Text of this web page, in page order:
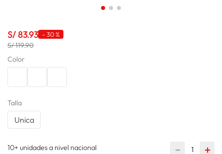
S/83.93 - 30 %
S/ 119.90
Color
Talla
Unica
10+ unidades a nivel nacional ＋
－